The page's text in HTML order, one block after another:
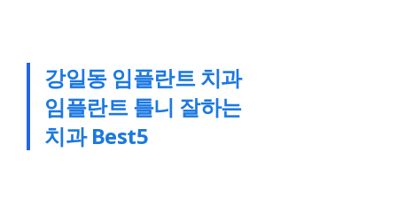
강일동 임플란트 치과
임플란트 틀니 잘하는
치과 Best5